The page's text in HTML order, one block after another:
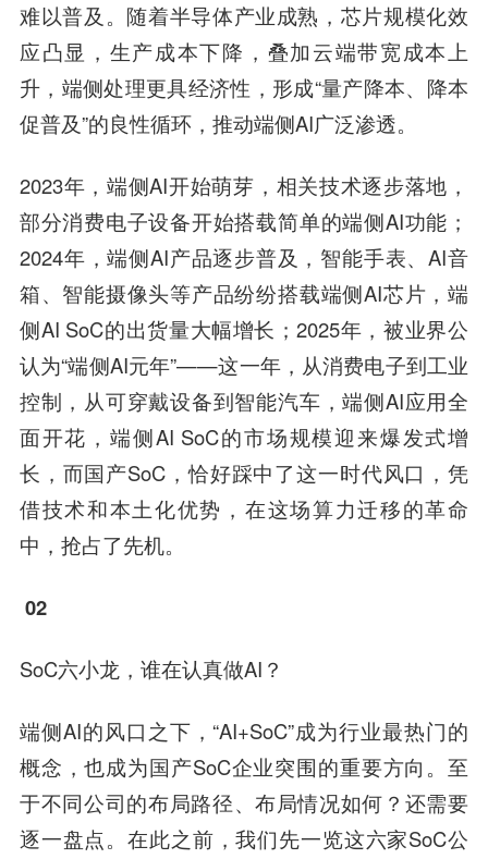
难以普及。随着半导体产业成熟，芯片规模化效
应凸显，生产成本下降，叠加云端带宽成本上
升，端侧处理更具经济性，形成“量产降本、降本
促普及”的良性循环，推动端侧AI广泛渗透。
2023年，端侧AI开始萌芽，相关技术逐步落地，
部分消费电子设备开始搭载简单的端侧AI功能；
2024年，端侧AI产品逐步普及，智能手表、AI音
箱、智能摄像头等产品纷纷搭载端侧AI芯片，端
侧AI SoC的出货量大幅增长；2025年，被业界公
认为“端侧AI元年”——这一年，从消费电子到工业
控制，从可穿戴设备到智能汽车，端侧AI应用全
面开花，端侧AI SoC的市场规模迎来爆发式增
长，而国产SoC，恰好踩中了这一时代风口，凭
借技术和本土化优势，在这场算力迁移的革命
中，抢占了先机。
02
SoC六小龙，谁在认真做AI？
端侧AI的风口之下，“AI+SoC”成为行业最热门的
概念，也成为国产SoC企业突围的重要方向。至
于不同公司的布局路径、布局情况如何？还需要
逐一盘点。在此之前，我们先一览这六家SoC公